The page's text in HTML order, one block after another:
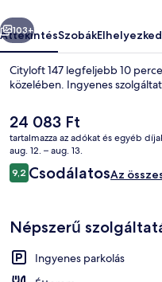
Következő
103+
ÁttekintésSzobák
Cityloft 147 legfeljebb 10
közelében. Ingyenes
A
jelenlegi
ár
24 083 Ft
24 083 Ft
tartalmazza az adókat és egyéb
aug. 12. – aug. 13.
Értékelések
9,29,2 ennyiből: 10
CsodálatosAz
Népszerű
Ingyenes parkolás